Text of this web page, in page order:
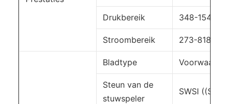
Drukbereik 348-
Stroombereik 273-81858
Bladtype Voorwaarts
Steun van de
stuwspeler
SWSI